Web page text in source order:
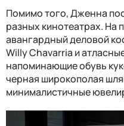
Помимо того, Дженна
разных кинотеатрах. На
авангардный деловой
Willy Chavarria и
напоминающие обувь
черная широкополая
минималистичные